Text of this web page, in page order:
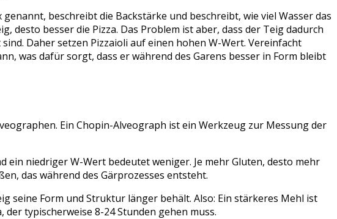
beschreibt die Backstärke und beschreibt, wie viel Wasser das
desto besser die Pizza. Das Problem ist aber, dass der Teig dadurch
Daher setzen Pizzaioli auf einen hohen W-Wert. Vereinfacht
was dafür sorgt, dass er während des Garens besser in Form bleibt
Ein Chopin-Alveograph ist ein Werkzeug zur Messung der
niedriger W-Wert bedeutet weniger. Je mehr Gluten, desto mehr
das während des Gärprozesses entsteht.
seine Form und Struktur länger behält. Also: Ein stärkeres Mehl ist
typischerweise 8-24 Stunden gehen muss.